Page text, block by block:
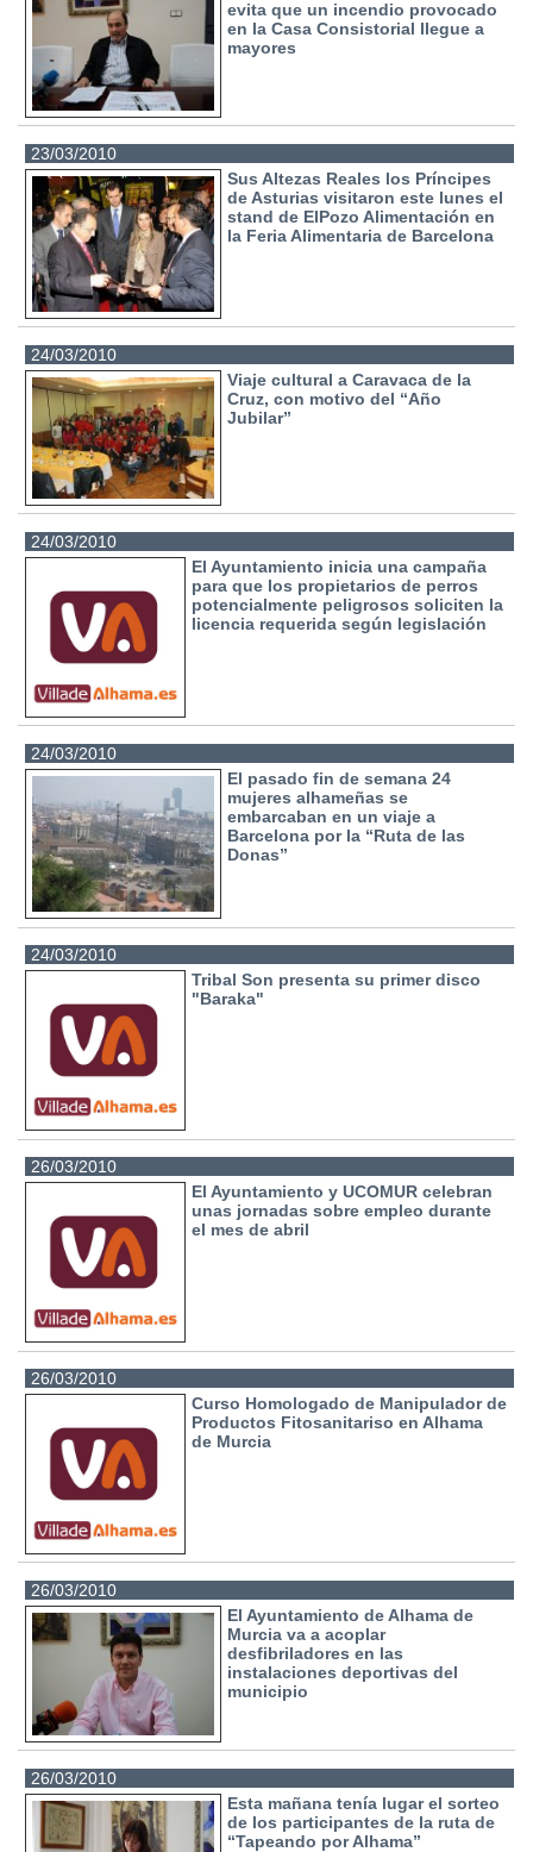
evita que un incendio provocado
en la Casa Consistorial llegue a
mayores
23/03/2010
Sus Altezas Reales los Príncipes
de Asturias visitaron este lunes el
stand de ElPozo Alimentación en
la Feria Alimentaria de Barcelona
24/03/2010
Viaje cultural a Caravaca de la
Cruz, con motivo del “Año
Jubilar”
24/03/2010
El Ayuntamiento inicia una campaña
para que los propietarios de perros
potencialmente peligrosos soliciten la
licencia requerida según legislación
24/03/2010
El pasado fin de semana 24
mujeres alhameñas se
embarcaban en un viaje a
Barcelona por la “Ruta de las
Donas”
24/03/2010
Tribal Son presenta su primer disco
"Baraka"
26/03/2010
El Ayuntamiento y UCOMUR celebran
unas jornadas sobre empleo durante
el mes de abril
26/03/2010
Curso Homologado de Manipulador de
Productos Fitosanitariso en Alhama
de Murcia
26/03/2010
El Ayuntamiento de Alhama de
Murcia va a acoplar
desfibriladores en las
instalaciones deportivas del
municipio
26/03/2010
Esta mañana tenía lugar el sorteo
de los participantes de la ruta de
“Tapeando por Alhama”